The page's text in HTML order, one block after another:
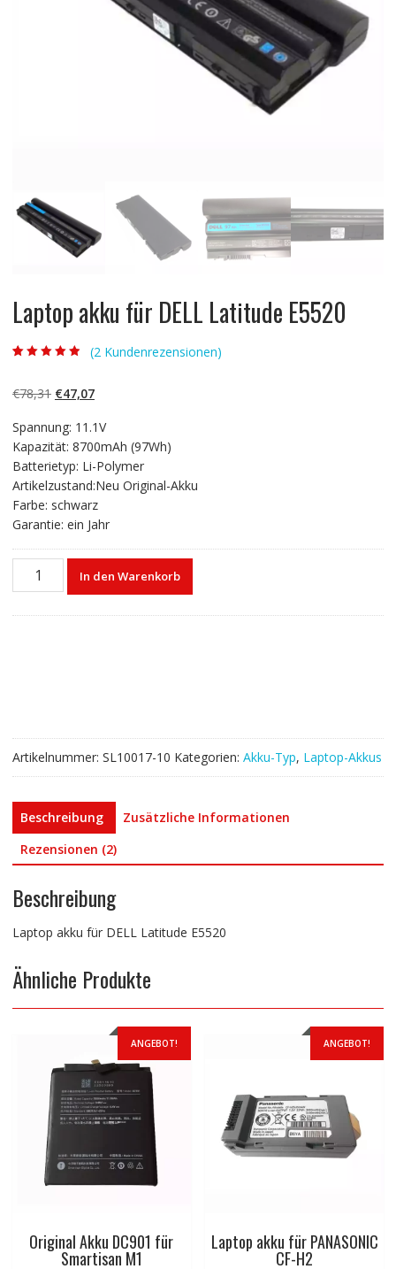
Laptop akku für DELL Latitude E5520
basierend auf
Kundenbewert
(2 Kundenrezensionen)
€78,31 Ursprünglicher
war:
€78,31
€47,07Aktueller
ist:
€47,07.
Spannung: 11.1V
Kapazität: 8700mAh (97Wh)
Batterietyp: Li-Polymer
Artikelzustand:Neu Original-Akku
Farbe: schwarz
Garantie: ein Jahr
Laptop
In den Warenkorb
Artikelnummer: SL10017-10 Kategorien: Akku-Typ, Laptop-Akkus
Beschreibung
Zusätzliche Informationen
Rezensionen (2)
Beschreibung
Laptop akku für DELL Latitude E5520
Ähnliche Produkte
ANGEBOT!
Original Akku DC901 für
Smartisan M1
ANGEBOT!
Laptop akku für PANASONIC
CF-H2